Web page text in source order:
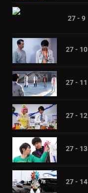
27 - 9
27 - 10
27 - 11
27 - 12
27 - 13
27 - 14